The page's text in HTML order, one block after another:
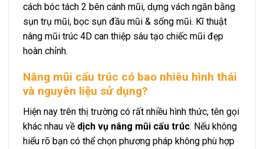
cách bóc tách 2 bên cánh mũi, dựng vách ngăn bằng
sụn trụ mũi, bọc sụn đầu mũi & sống mũi. Kĩ thuật
nâng mũi trúc 4D can thiệp sâu tạo chiếc mũi đẹp
hoàn chỉnh.
Nâng mũi cấu trúc có bao nhiêu hình thái
và nguyên liệu sử dụng?
Hiện nay trên thị trường có rất nhiều hình thức, tên gọi
khác nhau về dịch vụ nâng mũi cấu trúc. Nếu không
hiểu rõ bạn có thể chọn phương pháp không phù hợp